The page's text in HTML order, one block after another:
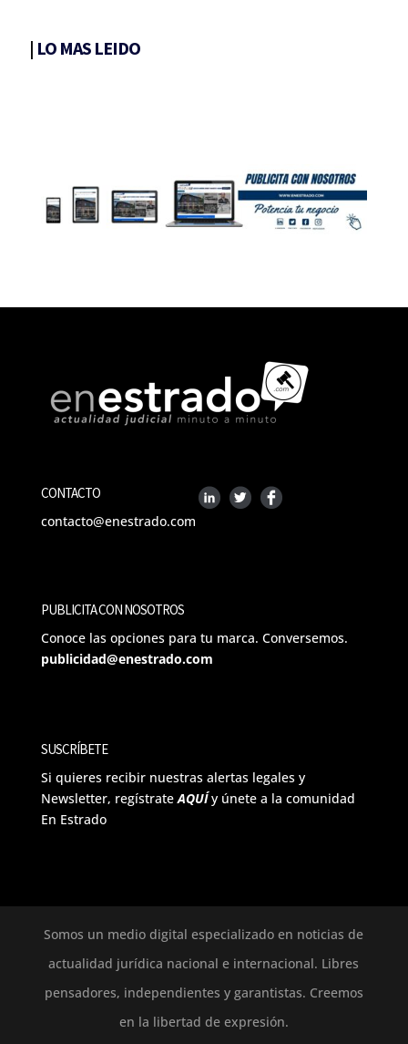
| LO MAS LEIDO
CONTACTO
contacto@enestrado.com
PUBLICITA CON NOSOTROS
Conoce las opciones para tu marca. Conversemos.
publicidad@enestrado.com
SUSCRÍBETE
Si quieres recibir nuestras alertas legales y
Newsletter, regístrateAQUÍ y únete a la comunidad
En Estrado
Somos un medio digital especializado en noticias de
actualidad jurídica nacional e internacional. Libres
pensadores, independientes y garantistas. Creemos
en la libertad de expresión.